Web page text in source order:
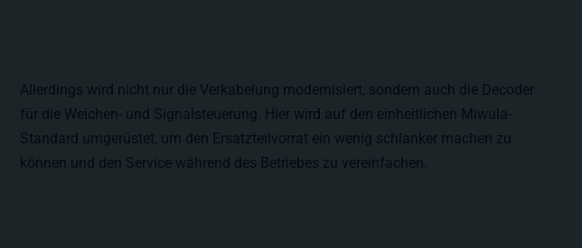
Allerdings wird nicht nur die Verkabelung modernisiert, sondern auch die Decoder
für die Weichen- und Signalsteuerung. Hier wird auf den einheitlichen Miwula-
Standard umgerüstet, um den Ersatzteilvorrat ein wenig schlanker machen zu
können und den Service während des Betriebes zu vereinfachen.